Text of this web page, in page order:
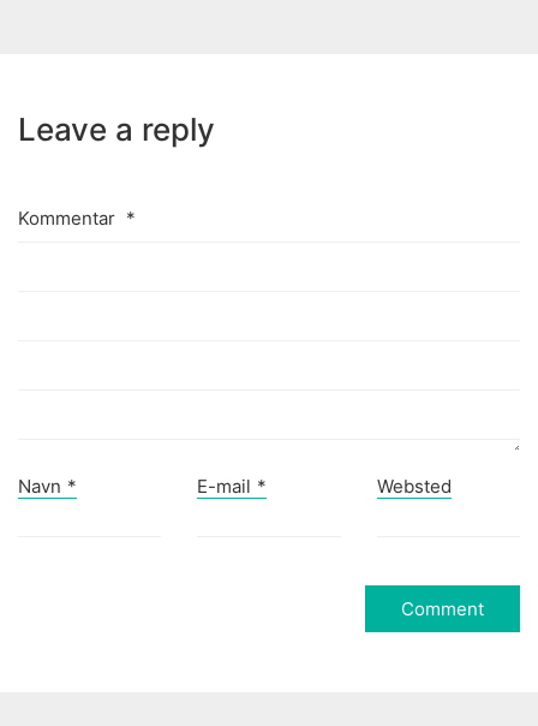
Leave a reply
Kommentar *
Navn * E-mail * Websted